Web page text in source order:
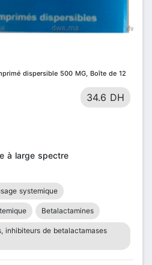
dispersible 500 MG, Boîte de 12
34.6 DH
à large spectre
systemique
Betalactamines
inhibiteurs de betalactamases